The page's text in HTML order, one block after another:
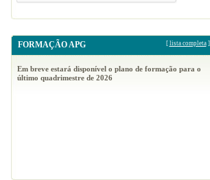
FORMAÇÃO APG [ lista completa]
Em breve estará disponível o plano de formação para o
último quadrimestre de 2026